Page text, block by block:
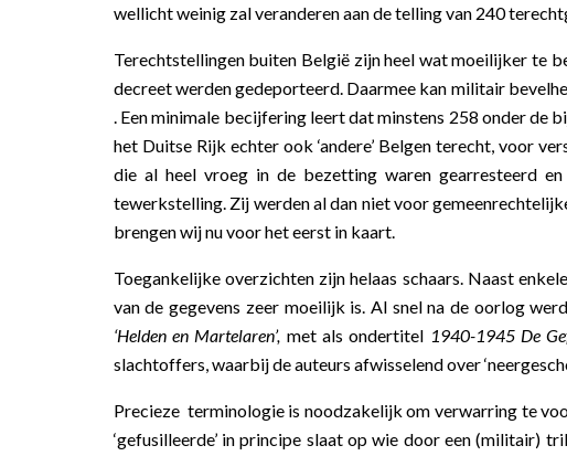
wellicht weinig zal veranderen aan de telling van 240
Terechtstellingen buiten België zijn heel wat moeilijker te
decreet werden gedeporteerd. Daarmee kan militair
. Een minimale becijfering leert dat minstens 258 onder
het Duitse Rijk echter ook ‘andere’ Belgen terecht, voor
die al heel vroeg in de bezetting waren gearresteerd
tewerkstelling. Zij werden al dan niet voor
brengen wij nu voor het eerst in kaart.
Toegankelijke overzichten zijn helaas schaars. Naast
van de gegevens zeer moeilijk is. Al snel na de oorlog
‘Helden en Martelaren’, met als ondertitel 1940-1945 De
slachtoffers, waarbij de auteurs afwisselend over
Precieze terminologie is noodzakelijk om verwarring te
‘gefusilleerde’ in principe slaat op wie door een (militair)